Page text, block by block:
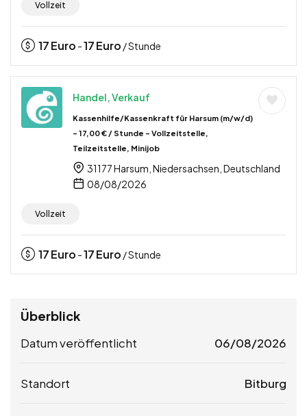
Vollzeit
17Euro -17Euro / Stunde
Handel, Verkauf
Kassenhilfe/Kassenkraft für Harsum (m/w/d)
– 17,00 € / Stunde – Vollzeitstelle,
Teilzeitstelle, Minijob
31177 Harsum, Niedersachsen, Deutschland
08/08/2026
Vollzeit
17Euro -17Euro / Stunde
Überblick
Datum veröffentlicht 06/08/2026
Standort Bitburg